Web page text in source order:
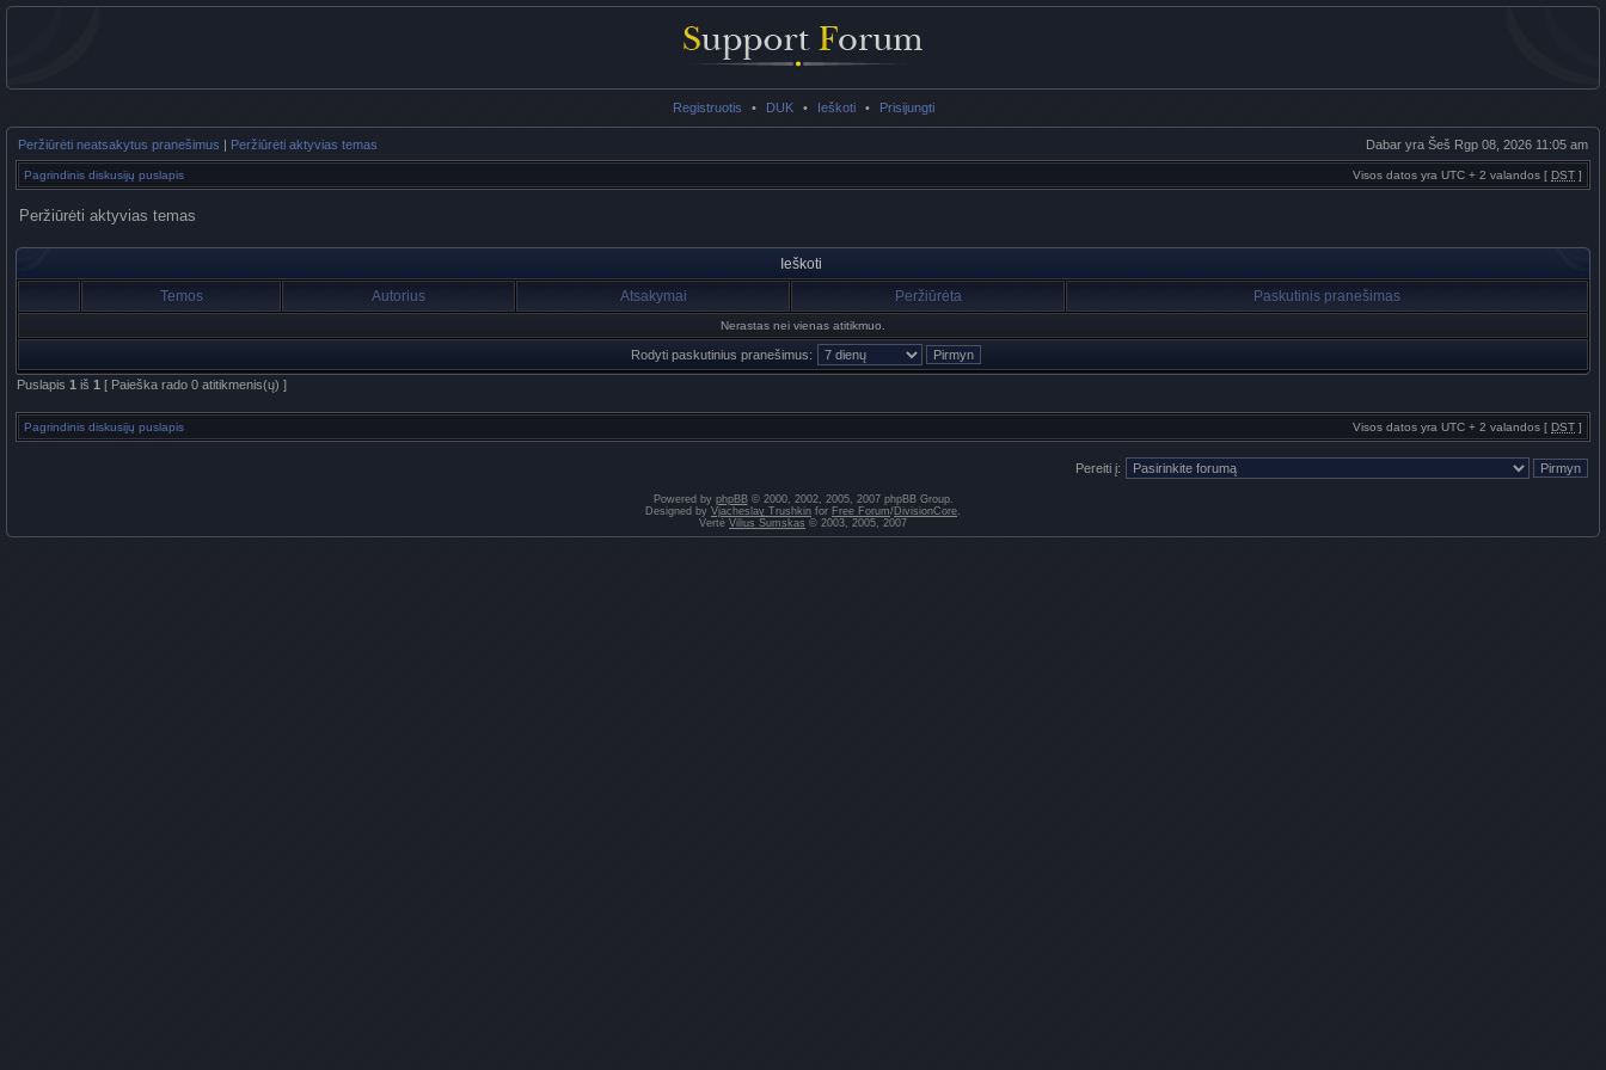
Registruotis • DUK • Ieškoti • Prisijungti
Peržiūrėti neatsakytus pranešimus | Peržiūrėti aktyvias temas Dabar yra Šeš Rgp 08, 2026 11:05 am
Pagrindinis diskusijų puslapis Visos datos yra UTC + 2 valandos [ DST ]
Peržiūrėti aktyvias temas
Ieškoti
Temos
Autorius Atsakymai Peržiūrėta Paskutinis pranešimas
Nerastas nei vienas atitikmuo.
Rodyti paskutinius pranešimus:
Puslapis 1 iš 1 [ Paieška rado 0 atitikmenis(ų) ]
Pagrindinis diskusijų puslapis Visos datos yra UTC + 2 valandos [ DST ]
Pereiti į:
Powered by phpBB© 2000, 2002, 2005, 2007 phpBB Group.
Designed by Vjacheslav Trushkin for Free Forum/DivisionCore.
Vertė Vilius Šumskas © 2003, 2005, 2007